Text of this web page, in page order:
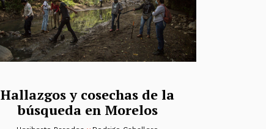
Hallazgos y cosechas de la
búsqueda en Morelos